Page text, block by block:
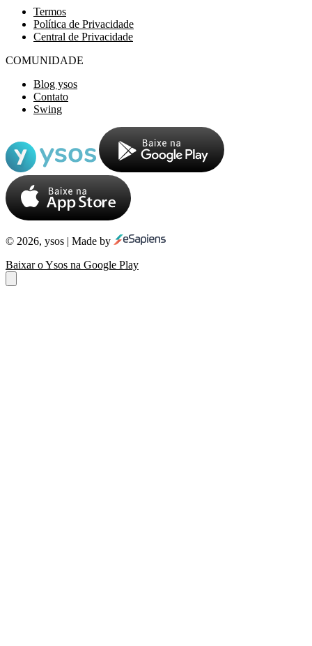
Termos
Política de Privacidade
Central de Privacidade
COMUNIDADE
Blog ysos
Contato
Swing
© 2026, ysos | Made by
Baixar o Ysos na Google Play